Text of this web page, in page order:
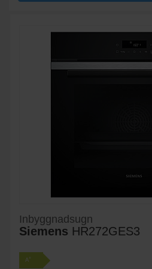
Inbyggnadsugn
Siemens HR272GES3
A+